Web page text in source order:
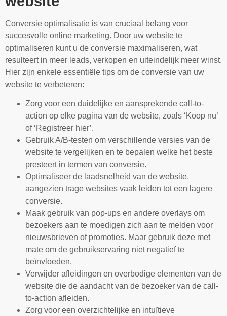
Conversie optimalisatie is van cruciaal belang voor
succesvolle online marketing. Door uw website te
optimaliseren kunt u de conversie maximaliseren, wat
resulteert in meer leads, verkopen en uiteindelijk meer winst.
Hier zijn enkele essentiële tips om de conversie van uw
website te verbeteren:
Zorg voor een duidelijke en aansprekende call-to-
action op elke pagina van de website, zoals ‘Koop nu’
of ‘Registreer hier’.
Gebruik A/B-testen om verschillende versies van de
website te vergelijken en te bepalen welke het beste
presteert in termen van conversie.
Optimaliseer de laadsnelheid van de website,
aangezien trage websites vaak leiden tot een lagere
conversie.
Maak gebruik van pop-ups en andere overlays om
bezoekers aan te moedigen zich aan te melden voor
nieuwsbrieven of promoties. Maar gebruik deze met
mate om de gebruikservaring niet negatief te
beïnvloeden.
Verwijder afleidingen en overbodige elementen van de
website die de aandacht van de bezoeker van de call-
to-action afleiden.
Zorg voor een overzichtelijke en intuïtieve